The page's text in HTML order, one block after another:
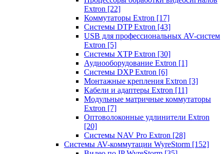
Extron [22]
Коммутаторы Extron [17]
Системы DTP Extron [43]
USB для профессиональных AV-систем
Extron [5]
Системы XTP Extron [30]
Аудиооборудование Extron [1]
Системы DXP Extron [6]
Монтажные крепления Extron [3]
Кабели и адаптеры Extron [11]
Модульные матричные коммутаторы
Extron [7]
Оптоволоконные удлинители Extron
[20]
Системы NAV Pro Extron [28]
Системы AV-коммутации WyreStorm [152]